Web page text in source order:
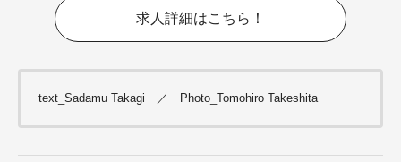
求人詳細はこちら！
text_Sadamu Takagi ／ Photo_Tomohiro Takeshita